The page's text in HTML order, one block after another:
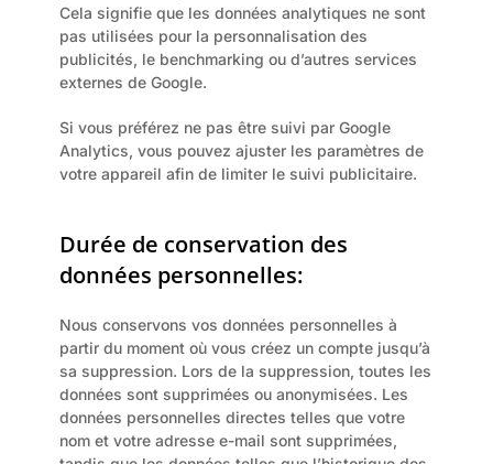
Cela signifie que les données analytiques ne sont
pas utilisées pour la personnalisation des
publicités, le benchmarking ou d’autres services
externes de Google.
Si vous préférez ne pas être suivi par Google
Analytics, vous pouvez ajuster les paramètres de
votre appareil afin de limiter le suivi publicitaire.
Durée de conservation des
données personnelles:
Nous conservons vos données personnelles à
partir du moment où vous créez un compte jusqu’à
sa suppression. Lors de la suppression, toutes les
données sont supprimées ou anonymisées. Les
données personnelles directes telles que votre
nom et votre adresse e-mail sont supprimées,